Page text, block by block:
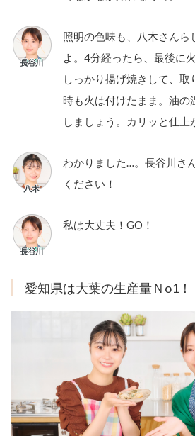
照明の色味も、八木さんら
よ。4分経ったら、最後に
しっかり揚げ焼きして、
時も火は付けたまま。油の
しましょう。カリッと仕上
わかりました…。長谷川さ
ください！
私は大丈夫！GO！
愛知県は大葉の生産量Ｎo1！